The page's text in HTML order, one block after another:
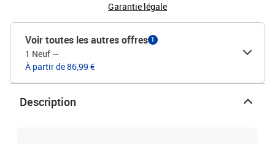
Garantie légale
Voir toutes les autres offres 1
1 Neuf —
À partir de 86,99 €
Description